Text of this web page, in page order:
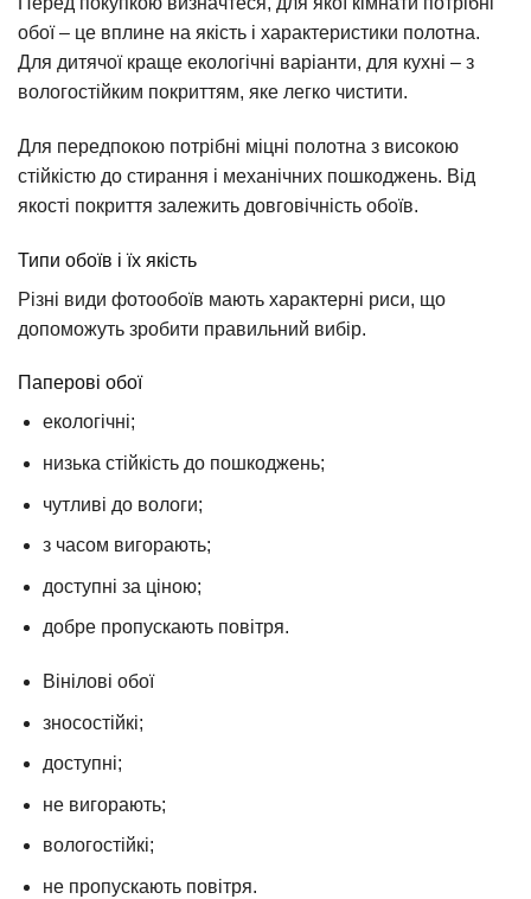
обої – це вплине на якість і характеристики полотна.
Для дитячої краще екологічні варіанти, для кухні – з
вологостійким покриттям, яке легко чистити.
Для передпокою потрібні міцні полотна з високою
стійкістю до стирання і механічних пошкоджень. Від
якості покриття залежить довговічність обоїв.
Типи обоїв і їх якість
Різні види фотообоїв мають характерні риси, що
допоможуть зробити правильний вибір.
Паперові обої
екологічні;
низька стійкість до пошкоджень;
чутливі до вологи;
з часом вигорають;
доступні за ціною;
добре пропускають повітря.
Вінілові обої
зносостійкі;
доступні;
не вигорають;
вологостійкі;
не пропускають повітря.